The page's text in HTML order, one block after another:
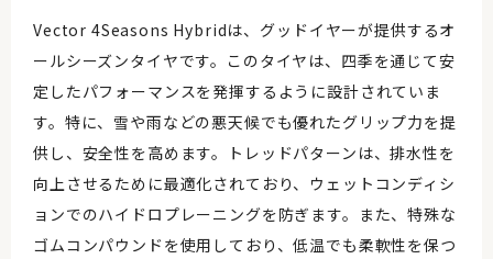
Vector 4Seasons Hybridは、グッドイヤーが提供するオ
ールシーズンタイヤです。このタイヤは、四季を通じて安
定したパフォーマンスを発揮するように設計されていま
す。特に、雪や雨などの悪天候でも優れたグリップ力を提
供し、安全性を高めます。トレッドパターンは、排水性を
向上させるために最適化されており、ウェットコンディシ
ョンでのハイドロプレーニングを防ぎます。また、特殊な
ゴムコンパウンドを使用しており、低温でも柔軟性を保つ